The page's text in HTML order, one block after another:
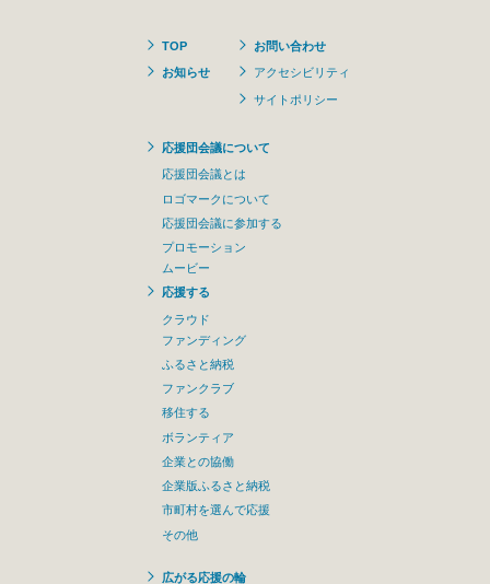
TOP
お知らせ
お問い合わせ
アクセシビリティ
サイトポリシー
応援団会議について
応援団会議とは
ロゴマークについて
応援団会議に参加する
プロモーション
ムービー
応援する
クラウド
ファンディング
ふるさと納税
ファンクラブ
移住する
ボランティア
企業との協働
企業版ふるさと納税
市町村を選んで応援
その他
広がる応援の輪